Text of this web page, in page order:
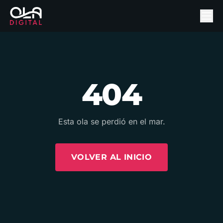
404
Esta ola se perdió en el mar.
VOLVER AL INICIO